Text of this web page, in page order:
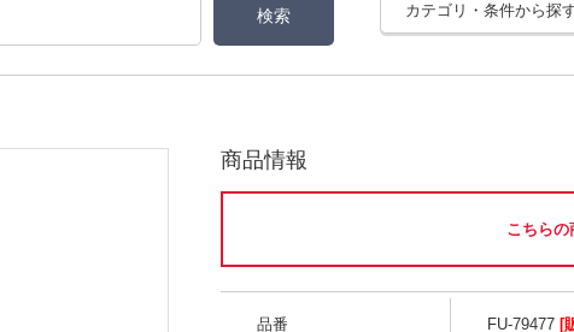
カテゴリ・条件から探
商品情報
こちらの
品番 FU-79477 [